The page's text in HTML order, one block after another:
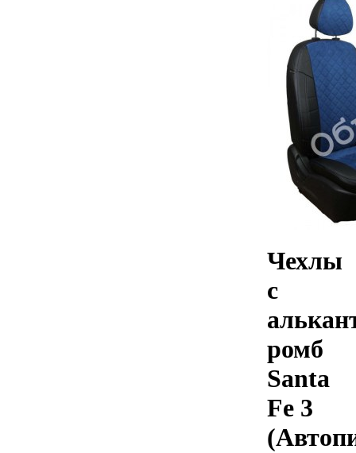
Чехлы
с
ромб
Santa
Fe 3